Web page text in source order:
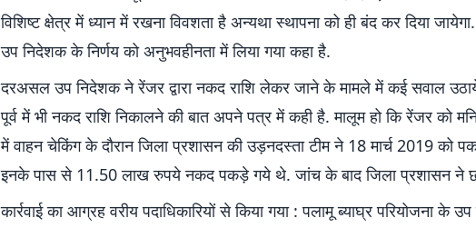
विशिष्ट क्षेत्र में ध्यान में रखना विवशता है अन्यथा स्थापना को ही बंद कर दिया जायेगा.
उप निदेशक के निर्णय को अनुभवहीनता में लिया गया कहा है.
दरअसल उप निदेशक ने रेंजर द्वारा नकद राशि लेकर जाने के मामले में कई सवाल
पूर्व में भी नकद राशि निकालने की बात अपने पत्र में कही है. मालूम हो कि रेंजर को
में वाहन चेकिंग के दौरान जिला प्रशासन की उड़नदस्ता टीम ने 18 मार्च 2019 को
इनके पास से 11.50 लाख रुपये नकद पकड़े गये थे. जांच के बाद जिला प्रशासन ने
कार्रवाई का आग्रह वरीय पदाधिकारियों से किया गया : पलामू ब्याघ्र परियोजना के